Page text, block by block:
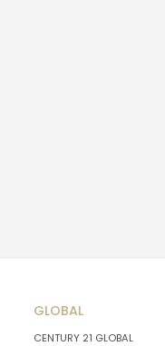
GLOBAL
CENTURY 21 GLOBAL